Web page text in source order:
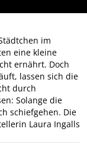
im
eine kleine
ernährt. Doch
lassen sich die
durch
Solange die
schiefgehen. Die
Laura Ingalls